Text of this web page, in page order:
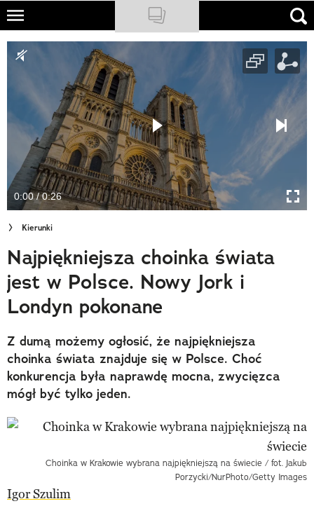
Skip
main
NATIONAL GEOGRAPHIC
PODCASTY
Sklep
Newsletter
Cuda Polski
Wielki Konkurs Fotograficzny
Trendbook Podróżniczy
Polecane
0:00 / 0:26
Kierunki
Najpiękniejsza choinka świata
jest w Polsce. Nowy Jork i
Londyn pokonane
Z dumą możemy ogłosić, że najpiękniejsza
choinka świata znajduje się w Polsce. Choć
konkurencja była naprawdę mocna, zwycięzca
mógł być tylko jeden.
Choinka w Krakowie wybrana najpiękniejszą na świecie / fot. Jakub
Porzycki/NurPhoto/Getty Images
Igor Szulim